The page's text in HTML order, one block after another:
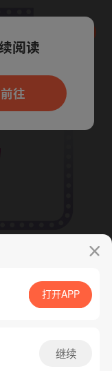
App免费看
打开APP
继续
App新用
阅读
往